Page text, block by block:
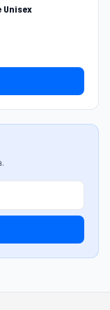
Unisex